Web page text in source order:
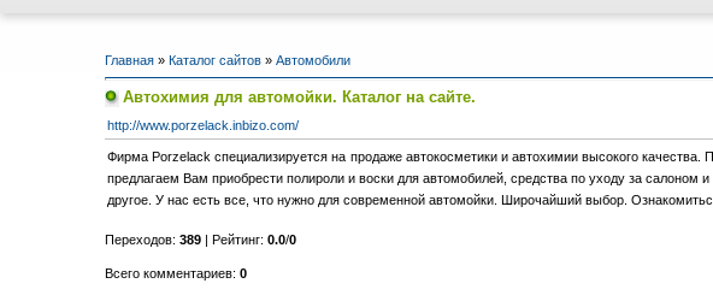
Главная » Каталог сайтов » Автомобили
Автохимия для автомойки. Каталог на сайте.
http://www.porzelack.inbizo.com/
Фирма Porzelack специализируется на продаже автокосметики и автохимии высокого
предлагаем Вам приобрести полироли и воски для автомобилей, средства по уходу за салоном
другое. У нас есть все, что нужно для современной автомойки. Широчайший выбор.
Переходов: 389 | Рейтинг: 0.0/0
Всего комментариев: 0